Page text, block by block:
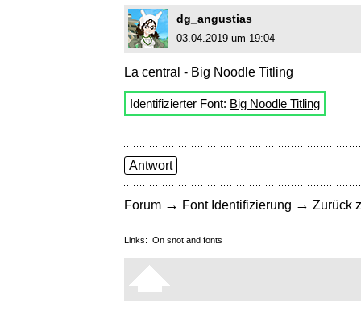
dg_angustias
03.04.2019 um 19:04
La central - Big Noodle Titling
Identifizierter Font: Big Noodle Titling
Antwort
Forum → Font Identifizierung → Zurück
Links: On snot and fonts